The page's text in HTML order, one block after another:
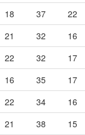
18 37
22
21 32
16
22 32
17
16 35
17
22 34
16
21 38
15